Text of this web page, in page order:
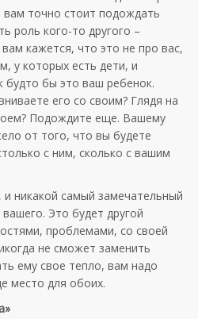
точно стоит подождать
роль кого-то другого –
кажется, что это не про вас,
у которых есть дети, и
будто бы это ваш ребенок.
его со своим? Глядя на
Подождите еще. Вашему
от того, что вы будете
с ним, сколько с вашим
никакой самый замечательный
Это будет другой
проблемами, со своей
не сможет заменить
ему свое тепло, вам надо
место для обоих.